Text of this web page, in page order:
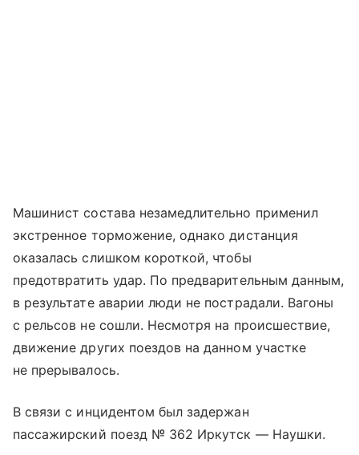
Машинист состава незамедлительно применил
экстренное торможение, однако дистанция
оказалась слишком короткой, чтобы
предотвратить удар. По предварительным данным,
в результате аварии люди не пострадали. Вагоны
с рельсов не сошли. Несмотря на происшествие,
движение других поездов на данном участке
не прерывалось.
В связи с инцидентом был задержан
пассажирский поезд № 362 Иркутск — Наушки.